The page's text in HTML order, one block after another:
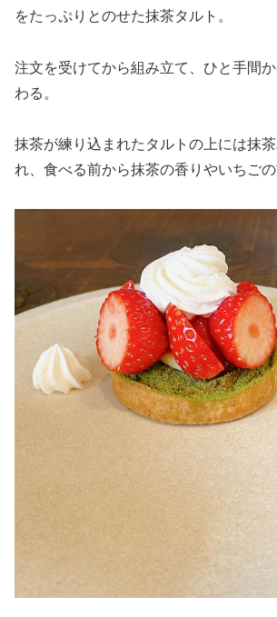
をたっぷりとのせた抹茶タルト。
注文を受けてから組み立て、ひと手間
わる。
抹茶が練り込まれたタルトの上には抹
れ、食べる前から抹茶の香りやいちごの